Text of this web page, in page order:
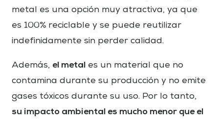
metal es una opción muy atractiva, ya que
es 100% reciclable y se puede reutilizar
indefinidamente sin perder calidad.
Además, el metal es un material que no
contamina durante su producción y no emite
gases tóxicos durante su uso. Por lo tanto,
su impacto ambiental es mucho menor que el